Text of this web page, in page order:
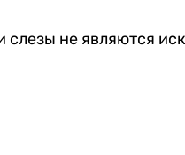
слезы не являются